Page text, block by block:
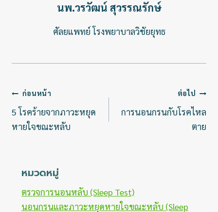
นพ.วรวัฒน์ สุวรรณรักษ์
ศัลยแพทย์ โรงพยาบาลวิชัยยุทธ
แนะแนว
เรื่อง
ก่อนหน้า
5 โรคร้ายจากภาวะหยุด
หายใจขณะหลับ
ต่อไป
การนอนกรนกับโรคไหล
ตาย
หมวดหมู่
ตรวจการนอนหลับ (Sleep Test)
นอนกรนและภาวะหยุดหายใจขณะหลับ (Sleep